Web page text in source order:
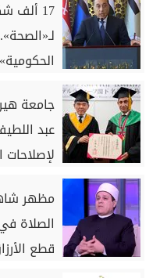
جامعة
عبد
مظهر
الصلاة
قطع